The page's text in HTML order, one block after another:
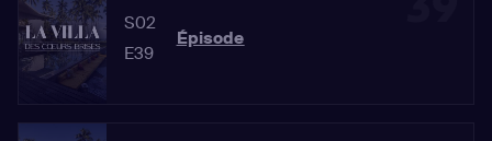
S02
E39
Épisode